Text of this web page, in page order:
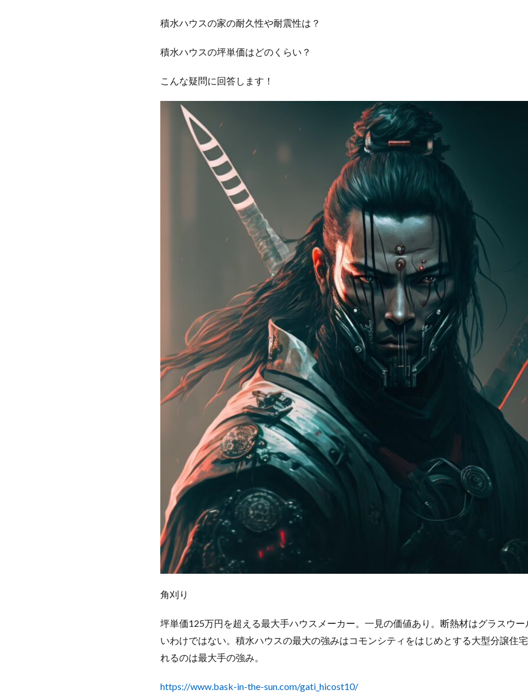
積水ハウスの家の耐久性や耐震性は？
積水ハウスの坪単価はどのくらい？
こんな疑問に回答します！
角刈り
坪単価125万円を超える最大手ハウスメーカー。一見の価値あり。断熱材はグラスウ
いわけではない。積水ハウスの最大の強みはコモンシティをはじめとする大型分譲住
れるのは最大手の強み。
https://www.bask-in-the-sun.com/gati_hicost10/